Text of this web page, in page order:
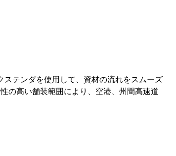
ステンダを使用して、資材の流れをスムーズ
の高い舗装範囲により、空港、州間高速道